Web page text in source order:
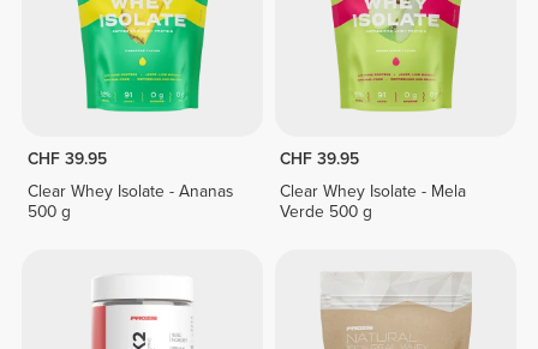
CHF 39.95
Clear Whey Isolate - Ananas
500 g
CHF 39.95
Clear Whey Isolate - Mela
Verde 500 g